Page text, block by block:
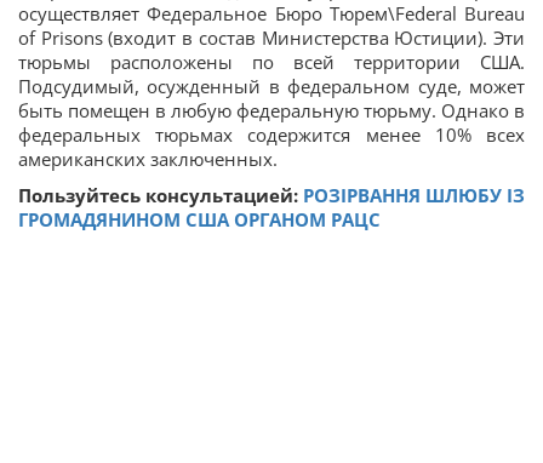
осуществляет Федеральное Бюро Тюрем\Federal Bureau
of Prisons (входит в состав Министерства Юстиции). Эти
тюрьмы расположены по всей территории США.
Подсудимый, осужденный в федеральном суде, может
быть помещен в любую федеральную тюрьму. Однако в
федеральных тюрьмах содержится менее 10% всех
американских заключенных.
Пользуйтесь консультацией: РОЗІРВАННЯ ШЛЮБУ ІЗ
ГРОМАДЯНИНОМ США ОРГАНОМ РАЦС